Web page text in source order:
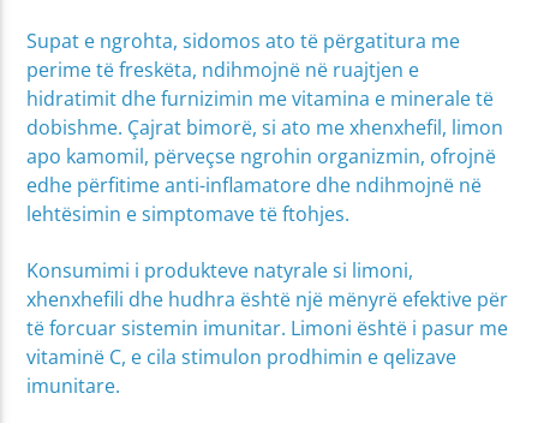
Supat e ngrohta, sidomos ato të përgatitura me
perime të freskëta, ndihmojnë në ruajtjen e
hidratimit dhe furnizimin me vitamina e minerale të
dobishme. Çajrat bimorë, si ato me xhenxhefil, limon
apo kamomil, përveçse ngrohin organizmin, ofrojnë
edhe përfitime anti-inflamatore dhe ndihmojnë në
lehtësimin e simptomave të ftohjes.
Konsumimi i produkteve natyrale si limoni,
xhenxhefili dhe hudhra është një mënyrë efektive për
të forcuar sistemin imunitar. Limoni është i pasur me
vitaminë C, e cila stimulon prodhimin e qelizave
imunitare.